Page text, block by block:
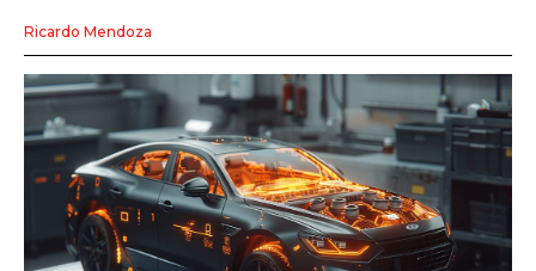
Ricardo Mendoza